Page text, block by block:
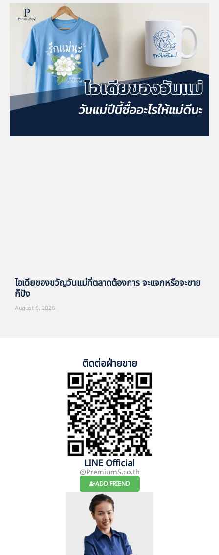
ไอเดียของขวัญวันแม่ที่ตลาดต้องการ จะแจกหรือจะขาย
ก็ปัง
August 6, 2026
ติดต่อฝ่ายขาย
LINE Official
@PremiumS.co.th
ADD FRIEND